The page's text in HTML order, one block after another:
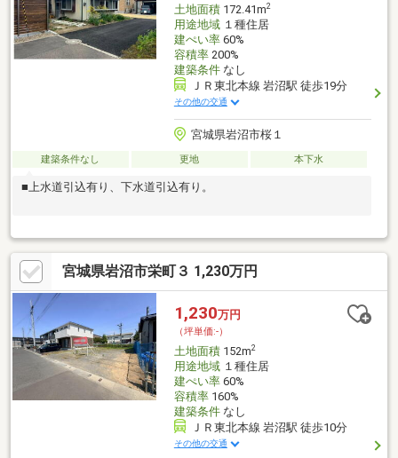
土地面積172.41m2
用途地域１種住居
建ぺい率60%
容積率200%
建築条件なし
ＪＲ東北本線 岩沼駅 徒歩19分
その他の交通
宮城県岩沼市桜１
建築条件なし 更地 本下水
■上水道引込有り、下水道引込有り。
宮城県岩沼市栄町３ 1,230万円
1,230万円
（坪単価:-）
土地面積152m2
用途地域１種住居
建ぺい率60%
容積率160%
建築条件なし
ＪＲ東北本線 岩沼駅 徒歩10分
その他の交通